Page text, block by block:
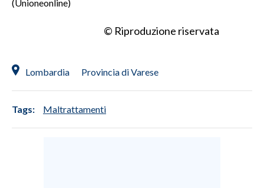
(Unioneonline)
© Riproduzione riservata
Lombardia Provincia di Varese
Tags: Maltrattamenti